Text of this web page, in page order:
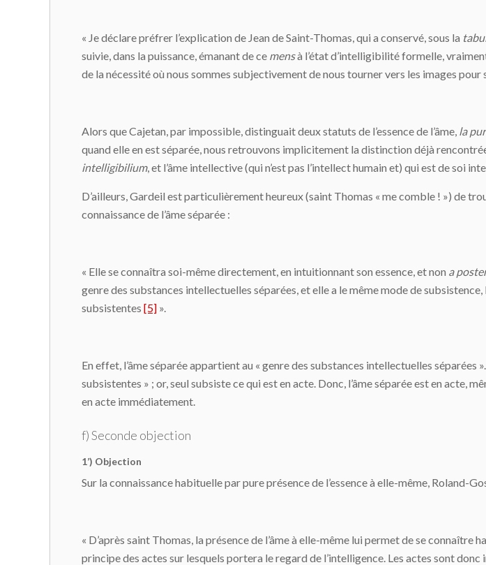
« Je déclare préfrer l’explication de Jean de Saint-Thomas, qui a conservé, sous la
suivie, dans la puissance, émanant de ce mensà l’état d’intelligibilité formelle,
de la nécessité où nous sommes subjectivement de nous tourner vers les images
Alors que Cajetan, par impossible, distinguait deux statuts de l’essence de l’âme, la
quand elle en est séparée, nous retrouvons implicitement la distinction déjà
intelligibilium, et l’âme intellective (qui n’est pas l’intellect humain et) qui est de soi
D’ailleurs, Gardeil est particulièrement heureux (saint Thomas « me comble ! ») de
connaissance de l’âme séparée :
« Elle se connaîtra soi-même directement, en intuitionnant son essence, et non a
genre des substances intellectuelles séparées, et elle a le même mode de
subsistentes [5] ».
En effet, l’âme séparée appartient au « genre des substances intellectuelles séparées
subsistentes » ; or, seul subsiste ce qui est en acte. Donc, l’âme séparée est en acte,
en acte immédiatement.
f) Seconde objection
1’) Objection
Sur la connaissance habituelle par pure présence de l’essence à elle-même, Roland-
« D’après saint Thomas, la présence de l’âme à elle-même lui permet de se connaître
principe des actes sur lesquels portera le regard de l’intelligence. Les actes sont